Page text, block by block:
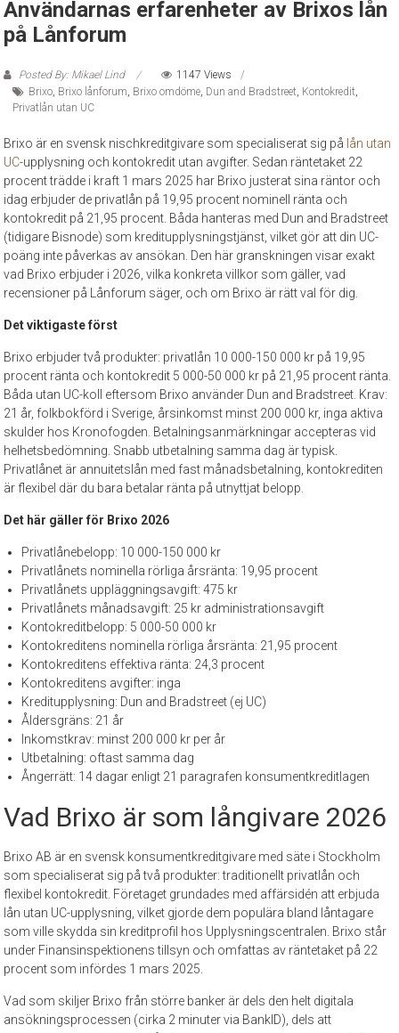
Användarnas erfarenheter av Brixos lån
på Lånforum
Posted By: Mikael Lind
1147 Views
Brixo, Brixo lånforum, Brixo omdöme, Dun and Bradstreet, Kontokredit,
Privatlån utan UC
Brixo är en svensk nischkreditgivare som specialiserat sig på lån utan
UC-upplysning och kontokredit utan avgifter. Sedan räntetaket 22
procent trädde i kraft 1 mars 2025 har Brixo justerat sina räntor och
idag erbjuder de privatlån på 19,95 procent nominell ränta och
kontokredit på 21,95 procent. Båda hanteras med Dun and Bradstreet
(tidigare Bisnode) som kreditupplysningstjänst, vilket gör att din UC-
poäng inte påverkas av ansökan. Den här granskningen visar exakt
vad Brixo erbjuder i 2026, vilka konkreta villkor som gäller, vad
recensioner på Lånforum säger, och om Brixo är rätt val för dig.
Det viktigaste först
Brixo erbjuder två produkter: privatlån 10 000-150 000 kr på 19,95
procent ränta och kontokredit 5 000-50 000 kr på 21,95 procent ränta.
Båda utan UC-koll eftersom Brixo använder Dun and Bradstreet. Krav:
21 år, folkbokförd i Sverige, årsinkomst minst 200 000 kr, inga aktiva
skulder hos Kronofogden. Betalningsanmärkningar accepteras vid
helhetsbedömning. Snabb utbetalning samma dag är typisk.
Privatlånet är annuitetslån med fast månadsbetalning, kontokrediten
är flexibel där du bara betalar ränta på utnyttjat belopp.
Det här gäller för Brixo 2026
Privatlånebelopp: 10 000-150 000 kr
Privatlånets nominella rörliga årsränta: 19,95 procent
Privatlånets uppläggningsavgift: 475 kr
Privatlånets månadsavgift: 25 kr administrationsavgift
Kontokreditbelopp: 5 000-50 000 kr
Kontokreditens nominella rörliga årsränta: 21,95 procent
Kontokreditens effektiva ränta: 24,3 procent
Kontokreditens avgifter: inga
Kreditupplysning: Dun and Bradstreet (ej UC)
Åldersgräns: 21 år
Inkomstkrav: minst 200 000 kr per år
Utbetalning: oftast samma dag
Ångerrätt: 14 dagar enligt 21 paragrafen konsumentkreditlagen
Vad Brixo är som långivare 2026
Brixo AB är en svensk konsumentkreditgivare med säte i Stockholm
som specialiserat sig på två produkter: traditionellt privatlån och
flexibel kontokredit. Företaget grundades med affärsidén att erbjuda
lån utan UC-upplysning, vilket gjorde dem populära bland låntagare
som ville skydda sin kreditprofil hos Upplysningscentralen. Brixo står
under Finansinspektionens tillsyn och omfattas av räntetaket på 22
procent som infördes 1 mars 2025.
Vad som skiljer Brixo från större banker är dels den helt digitala
ansökningsprocessen (cirka 2 minuter via BankID), dels att